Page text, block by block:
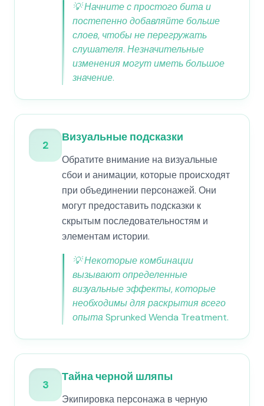
💡Начните с простого бита и
постепенно добавляйте больше
слоев, чтобы не перегружать
слушателя. Незначительные
изменения могут иметь большое
значение.
2
Визуальные подсказки
Обратите внимание на визуальные
сбои и анимации, которые происходят
при объединении персонажей. Они
могут предоставить подсказки к
скрытым последовательностям и
элементам истории.
💡Некоторые комбинации
вызывают определенные
визуальные эффекты, которые
необходимы для раскрытия всего
опыта Sprunked Wenda Treatment.
3
Тайна черной шляпы
Экипировка персонажа в черную